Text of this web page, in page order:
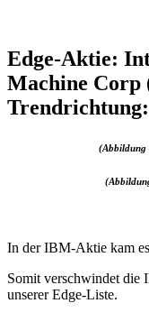
Edge-Aktie:
Machine Corp
(Abbildung
In der IBM-Aktie kam
Somit verschwindet die
unserer Edge-Liste.